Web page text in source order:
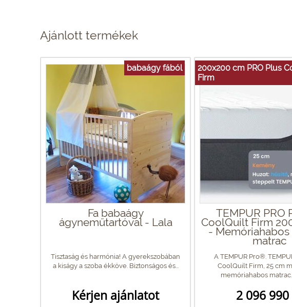
Ajánlott termékek
babaágy fából
Fa babaágy
ágyneműtartóval - Lala
Tisztaság és harmónia! A gyerekszobában
a kiságy a szoba ékköve. Biztonságos és...
Kérjen ajánlatot
200x200 cm PRO Plus
Firm
TEMPUR PRO
CoolQuilt Firm
- Memóriahabos
matrac
A TEMPUR Pro®.
CoolQuilt Firm, 25 cm
memóriahabos matrac.
2 096 990